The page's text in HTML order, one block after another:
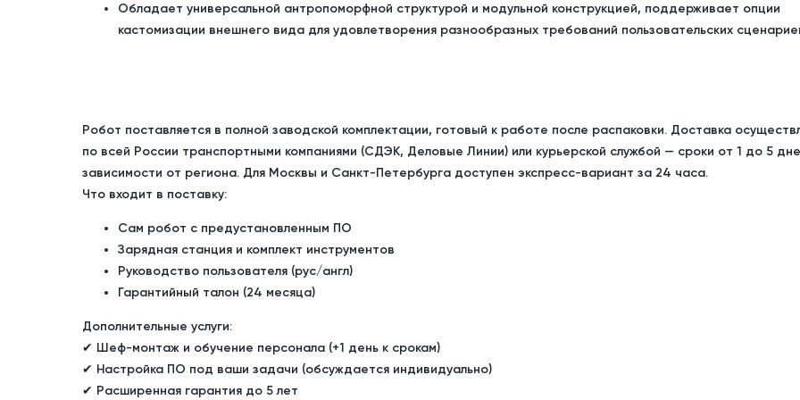
Обладает универсальной антропоморфной структурой и модульной конструкцией, поддерживает опции
кастомизации внешнего вида для удовлетворения разнообразных требований пользовательских
Робот поставляется в полной заводской комплектации, готовый к работе после распаковки. Доставка
по всей России транспортными компаниями (СДЭК, Деловые Линии) или курьерской службой — сроки от 1 до 5
зависимости от региона. Для Москвы и Санкт-Петербурга доступен экспресс-вариант за 24 часа.
Что входит в поставку:
Сам робот с предустановленным ПО
Зарядная станция и комплект инструментов
Руководство пользователя (рус/англ)
Гарантийный талон (24 месяца)
Дополнительные услуги:
✔ Шеф-монтаж и обучение персонала (+1 день к срокам)
✔ Настройка ПО под ваши задачи (обсуждается индивидуально)
✔ Расширенная гарантия до 5 лет